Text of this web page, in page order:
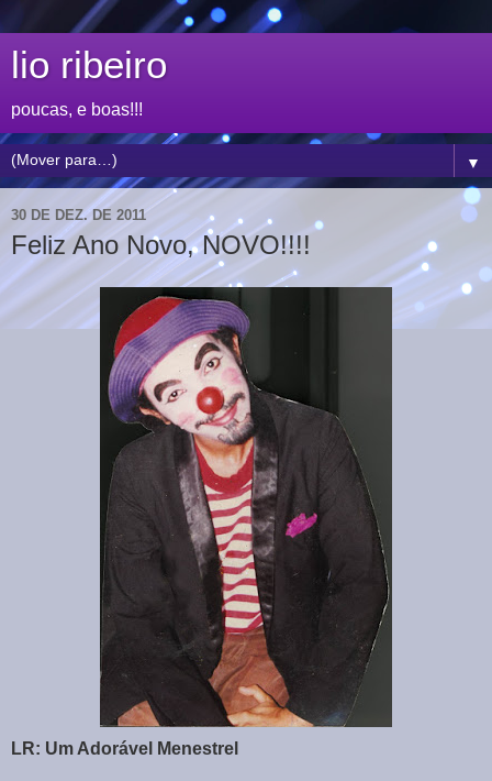
lio ribeiro
poucas, e boas!!!
▼
30 DE DEZ. DE 2011
Feliz Ano Novo, NOVO!!!!
LR: Um Adorável Menestrel